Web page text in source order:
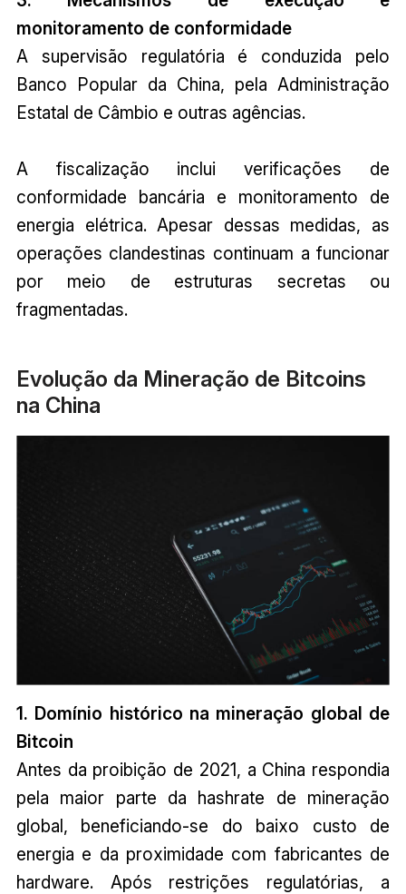
monitoramento de conformidade
A supervisão regulatória é conduzida pelo
Banco Popular da China, pela Administração
Estatal de Câmbio e outras agências.
A fiscalização inclui verificações de
conformidade bancária e monitoramento de
energia elétrica. Apesar dessas medidas, as
operações clandestinas continuam a funcionar
por meio de estruturas secretas ou
fragmentadas.
Evolução da Mineração de Bitcoins
na China
1. Domínio histórico na mineração global de
Bitcoin
Antes da proibição de 2021, a China respondia
pela maior parte da hashrate de mineração
global, beneficiando-se do baixo custo de
energia e da proximidade com fabricantes de
hardware. Após restrições regulatórias, a